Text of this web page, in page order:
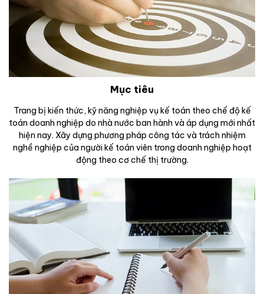
Mục tiêu
Trang bị kiến thức, kỹ năng nghiệp vụ kế toán theo chế độ kế
toán doanh nghiệp do nhà nước ban hành và áp dụng mới nhất
hiện nay. Xây dựng phương pháp công tác và trách nhiệm
nghề nghiệp của người kế toán viên trong doanh nghiệp hoạt
động theo cơ chế thị trường.